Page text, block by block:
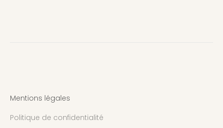
Mentions légales
Politique de confidentialité